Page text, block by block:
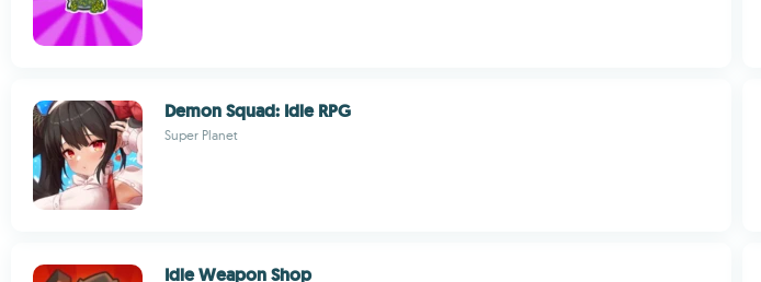
Demon Squad: Idle RPG
Super Planet
Idle Weapon Shop